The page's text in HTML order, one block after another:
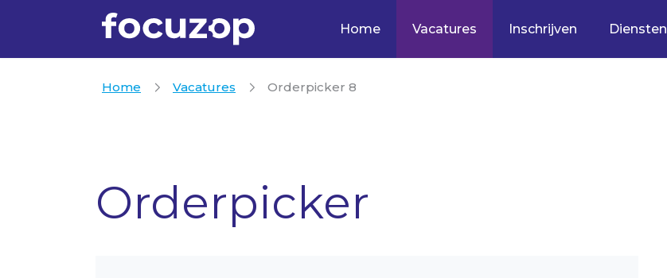
Home Vacatures Inschrijven Diensten
Home Vacatures Orderpicker 8
Orderpicker